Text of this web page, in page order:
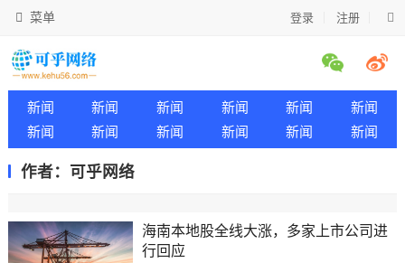
登录 注册
菜单
新闻 新闻 新闻 新闻 新闻
新闻
新闻
新闻 新闻 新闻 新闻 新闻
作者：可乎网络
海南本地股全线大涨，多家上市公司进
行回应